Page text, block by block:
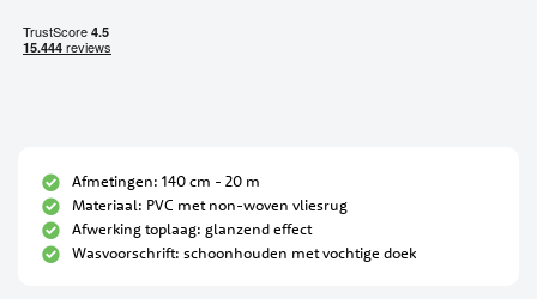
Afmetingen: 140 cm - 20 m
Materiaal: PVC met non-woven vliesrug
Afwerking toplaag: glanzend effect
Wasvoorschrift: schoonhouden met vochtige doek